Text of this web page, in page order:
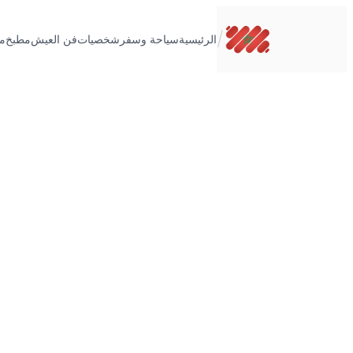
/الرئيسيةسياحة وسفر شخصياتفن العيشمطبخ